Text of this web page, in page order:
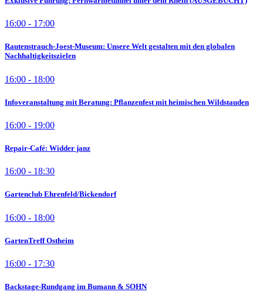
16:00 - 17:00
Rautenstrauch-Joest-Museum: Unsere Welt gestalten mit den globalen
Nachhaltigkeitszielen
16:00 - 18:00
Infoveranstaltung mit Beratung: Pflanzenfest mit heimischen Wildstauden
16:00 - 19:00
Repair-Café: Widder janz
16:00 - 18:30
Gartenclub Ehrenfeld/Bickendorf
16:00 - 18:00
GartenTreff Ostheim
16:00 - 17:30
Backstage-Rundgang im Bumann & SOHN